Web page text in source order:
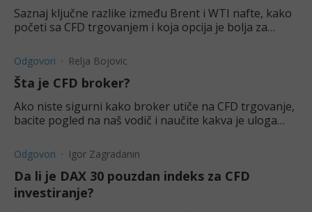
Saznaj ključne razlike između Brent i WTI nafte, kako
početi sa CFD trgovanjem i koja opcija je bolja za
Odgovori Relja Bojovic
Šta je CFD broker?
Ako niste sigurni kako broker utiče na CFD trgovanje,
bacite pogled na naš vodič i naučite kakva je uloga
Odgovori Igor Zagradanin
Da li je DAX 30 pouzdan indeks za CFD
investiranje?